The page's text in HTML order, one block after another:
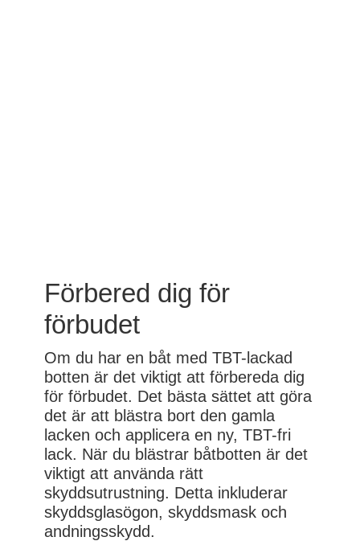
Förbered dig för
förbudet
Om du har en båt med TBT-lackad
botten är det viktigt att förbereda dig
för förbudet. Det bästa sättet att göra
det är att blästra bort den gamla
lacken och applicera en ny, TBT-fri
lack. När du blästrar båtbotten är det
viktigt att använda rätt
skyddsutrustning. Detta inkluderar
skyddsglasögon, skyddsmask och
andningsskydd.